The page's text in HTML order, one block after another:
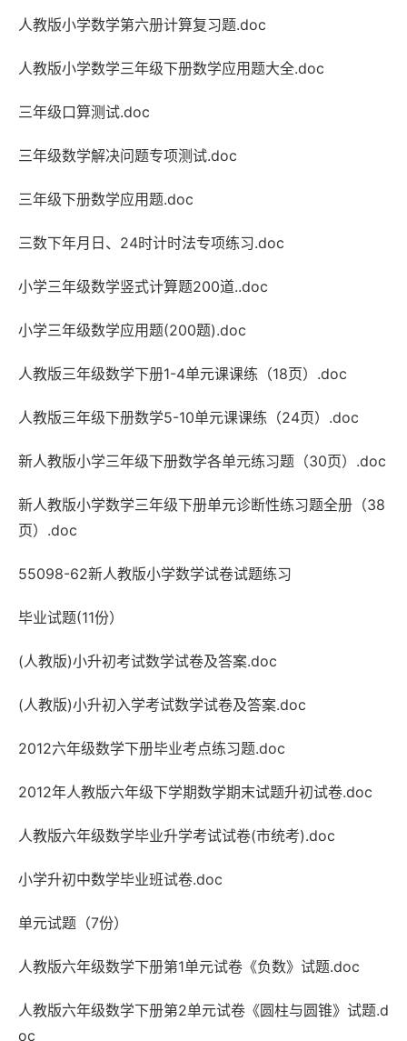
人教版小学数学第六册计算复习题.doc
人教版小学数学三年级下册数学应用题大全.doc
三年级口算测试.doc
三年级数学解决问题专项测试.doc
三年级下册数学应用题.doc
三数下年月日、24时计时法专项练习.doc
小学三年级数学竖式计算题200道..doc
小学三年级数学应用题(200题).doc
人教版三年级数学下册1-4单元课课练（18页）.doc
人教版三年级下册数学5-10单元课课练（24页）.doc
新人教版小学三年级下册数学各单元练习题（30页）.doc
新人教版小学数学三年级下册单元诊断性练习题全册（38
页）.doc
55098-62新人教版小学数学试卷试题练习
毕业试题(11份）
(人教版)小升初考试数学试卷及答案.doc
(人教版)小升初入学考试数学试卷及答案.doc
2012六年级数学下册毕业考点练习题.doc
2012年人教版六年级下学期数学期末试题升初试卷.doc
人教版六年级数学毕业升学考试试卷(市统考).doc
小学升初中数学毕业班试卷.doc
单元试题（7份）
人教版六年级数学下册第1单元试卷《负数》试题.doc
人教版六年级数学下册第2单元试卷《圆柱与圆锥》试题.d
oc